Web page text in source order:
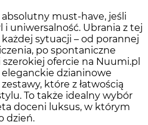
must-have, jeśli
i uniwersalność. Ubrania z tej
sytuacji – od porannej
po spontaniczne
ofercie na Nuumi.pl
dzianinowe
które z łatwością
To także idealny wybór
doceni luksus, w którym
dzień.